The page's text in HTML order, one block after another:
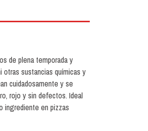
de plena temporada y
sustancias químicas y
cuidadosamente y se
rojo y sin defectos. Ideal
ingrediente en pizzas